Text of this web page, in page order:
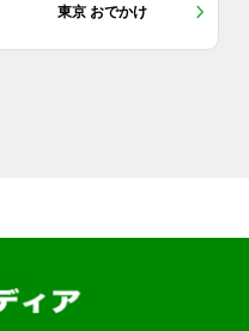
東京 おでかけ